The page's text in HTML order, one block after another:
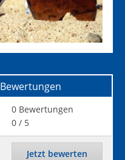
Bewertungen
0 Bewertungen
0 / 5
Jetzt bewerten